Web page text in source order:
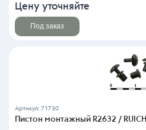
Цену уточняйте
Под заказ
Артикул: 71730
Пистон монтажный R2632 / RUICHI